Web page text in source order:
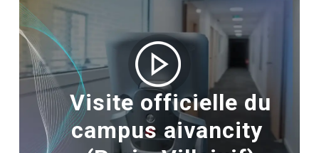
Visite officielle du
campus aivancity